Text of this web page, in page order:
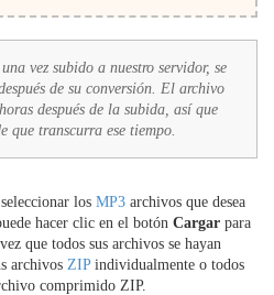
vez subido a nuestro servidor, se
de su conversión. El archivo
después de la subida, así que
que transcurra ese tiempo.
los MP3 archivos que desea
hacer clic en el botón Cargarpara
que todos sus archivos se hayan
archivos ZIPindividualmente o todos
comprimido ZIP.